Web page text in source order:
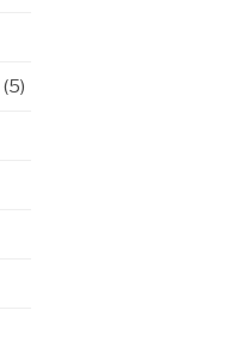
(5)